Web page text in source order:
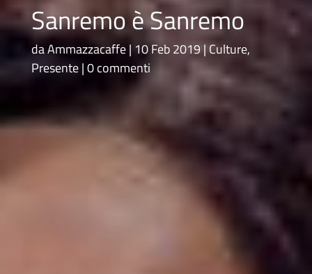
Sanremo è Sanremo
daAmmazzacaffe 10 Feb 2019 Culture,
Presente 0 commenti